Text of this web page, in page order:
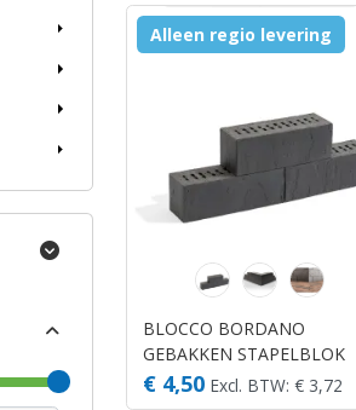
Alleen regio levering
BLOCCO BORDANO
GEBAKKEN STAPELBLOK
29X10X10CM
€ 4,50 Excl. BTW: € 3,72